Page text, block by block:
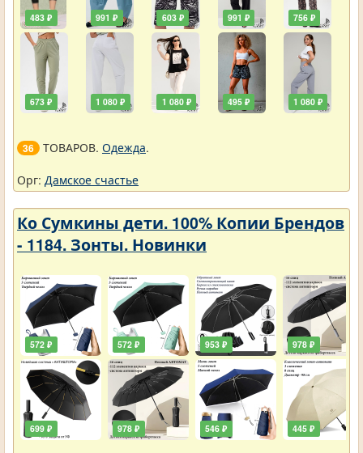
483 ₽
673 ₽
991 ₽
1 080 ₽
603 ₽
1 080 ₽
991 ₽
495 ₽
756 ₽
1 080 ₽
36 ТОВАРОВ. Одежда.
Орг: Дамское счастье
Ко Сумкины дети. 100% Копии Брендов
- 1184. Зонты. Новинки
572 ₽
699 ₽
572 ₽
978 ₽
953 ₽
546 ₽
978 ₽
445 ₽